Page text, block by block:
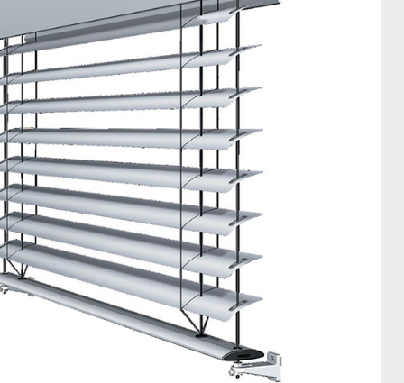
maximal 5000 mm
maximal 4000 mm
maximal 20 m²
Optik
Führungsvariante
seitliche Führung